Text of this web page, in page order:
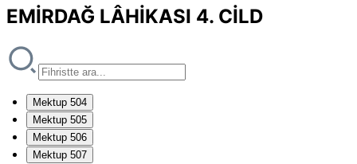
EMİRDAĞ LÂHİKASI 4. CİLD
Mektup 504
Mektup 505
Mektup 506
Mektup 507